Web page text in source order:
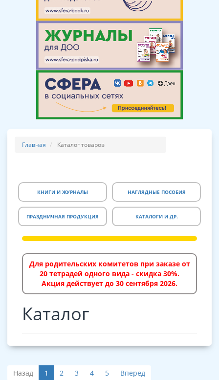
Главная Каталог товаров
КНИГИ И ЖУРНАЛЫ НАГЛЯДНЫЕ ПОСОБИЯ
ПРАЗДНИЧНАЯ ПРОДУКЦИЯ КАТАЛОГИ И ДР.
Для родительских комитетов при заказе от
20 тетрадей одного вида - скидка 30%.
Акция действует до 30 сентября 2026.
Каталог
Назад 1 2 3 4 5 Вперед